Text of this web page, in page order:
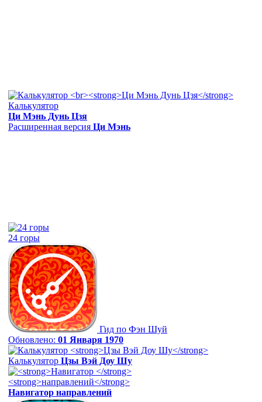
Калькулятор
Ци Мэнь Дунь Цзя
Расширенная версия Ци Мэнь
24 горы
Гид по Фэн Шуй
Обновлено: 01 Января 1970
Калькулятор Цзы Вэй Доу Шу
Навигатор направлений